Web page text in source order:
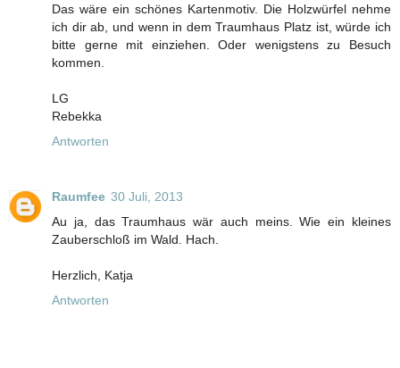
Das wäre ein schönes Kartenmotiv. Die Holzwürfel nehme
ich dir ab, und wenn in dem Traumhaus Platz ist, würde ich
bitte gerne mit einziehen. Oder wenigstens zu Besuch
kommen.
LG
Rebekka
Antworten
Raumfee 30 Juli, 2013
Au ja, das Traumhaus wär auch meins. Wie ein kleines
Zauberschloß im Wald. Hach.
Herzlich, Katja
Antworten